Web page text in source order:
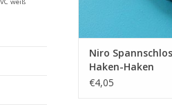
Niro
Haken-Haken
€4,05